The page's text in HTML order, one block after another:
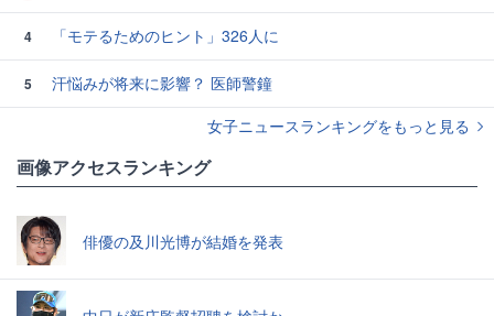
4 「モテるためのヒント」326人に
5
汗悩みが将来に影響？ 医師警鐘
女子ニュースランキングをもっと見る
画像アクセスランキング
俳優の及川光博が結婚を発表